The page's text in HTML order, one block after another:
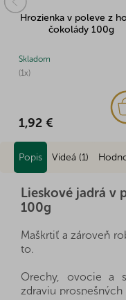
Hrozienka v poleve z
čokolády 100g
(1x)
Skladom
1,92 €
Popis Videá (1)
Lieskové jadrá v
100g
Maškrtiť a zároveň
to.
Orechy, ovocie a
zdraviu